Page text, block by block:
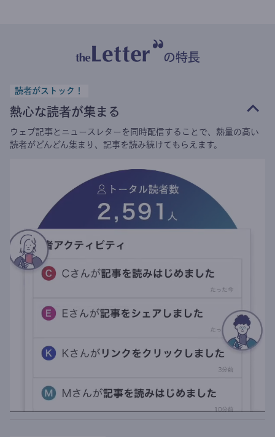
の特長
読者がストック！
熱心な読者が集まる
ウェブ記事とニュースレターを同時配信することで、熱量の高い
読者がどんどん集まり、記事を読み続けてもらえます。